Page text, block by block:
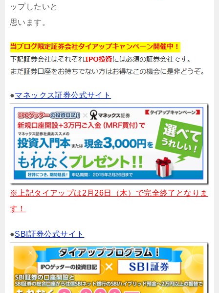
ップしたいと
思います。
●マネックス証券公式サイト
※上記タイアップは2月26日（木）で完全終了となりま
す！
●SBI証券公式サイト